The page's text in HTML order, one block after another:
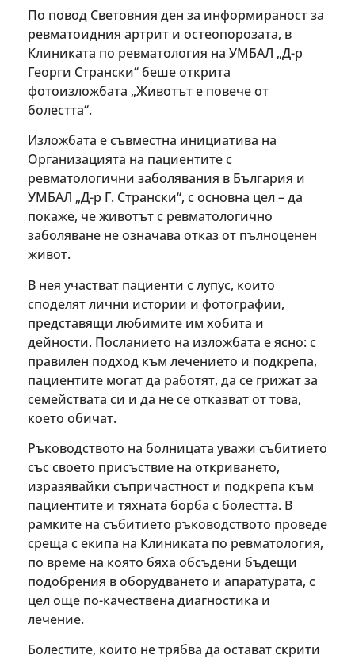
По повод Световния ден за информираност за
ревматоидния артрит и остеопорозата, в
Клиниката по ревматология на УМБАЛ „Д-р
Георги Странски“ беше открита
фотоизложбата „Животът е повече от
болестта“.
Изложбата е съвместна инициатива на
Организацията на пациентите с
ревматологични заболявания в България и
УМБАЛ „Д-р Г. Странски“, с основна цел – да
покаже, че животът с ревматологично
заболяване не означава отказ от пълноценен
живот.
В нея участват пациенти с лупус, които
споделят лични истории и фотографии,
представящи любимите им хобита и
дейности. Посланието на изложбата е ясно: с
правилен подход към лечението и подкрепа,
пациентите могат да работят, да се грижат за
семействата си и да не се отказват от това,
което обичат.
Ръководството на болницата уважи събитието
със своето присъствие на откриването,
изразявайки съпричастност и подкрепа към
пациентите и тяхната борба с болестта. В
рамките на събитието ръководството проведе
среща с екипа на Клиниката по ревматология,
по време на която бяха обсъдени бъдещи
подобрения в оборудването и апаратурата, с
цел още по-качествена диагностика и
лечение.
Болестите, които не трябва да остават скрити